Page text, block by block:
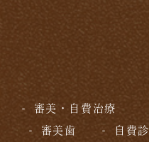
審美・自費治療
審美歯
自費診